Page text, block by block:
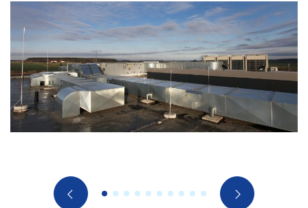
1 2 3 4 5 6 7 8 9 10